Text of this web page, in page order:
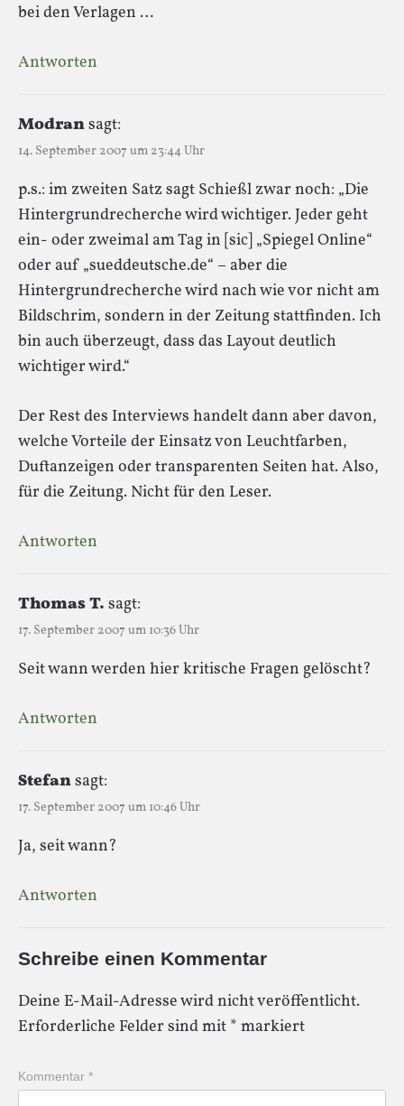
bei den Verlagen …
Antworten
Modransagt:
14. September 2007 um 23:44 Uhr
p.s.: im zweiten Satz sagt Schießl zwar noch: „Die
Hintergrundrecherche wird wichtiger. Jeder geht
ein- oder zweimal am Tag in [sic] „Spiegel Online“
oder auf „sueddeutsche.de“ – aber die
Hintergrundrecherche wird nach wie vor nicht am
Bildschrim, sondern in der Zeitung stattfinden. Ich
bin auch überzeugt, dass das Layout deutlich
wichtiger wird.“
Der Rest des Interviews handelt dann aber davon,
welche Vorteile der Einsatz von Leuchtfarben,
Duftanzeigen oder transparenten Seiten hat. Also,
für die Zeitung. Nicht für den Leser.
Antworten
Thomas T. sagt:
17. September 2007 um 10:36 Uhr
Seit wann werden hier kritische Fragen gelöscht?
Antworten
Stefansagt:
17. September 2007 um 10:46 Uhr
Ja, seit wann?
Antworten
Schreibe einen Kommentar
Deine E-Mail-Adresse wird nicht veröffentlicht.
Erforderliche Felder sind mit * markiert
Kommentar *